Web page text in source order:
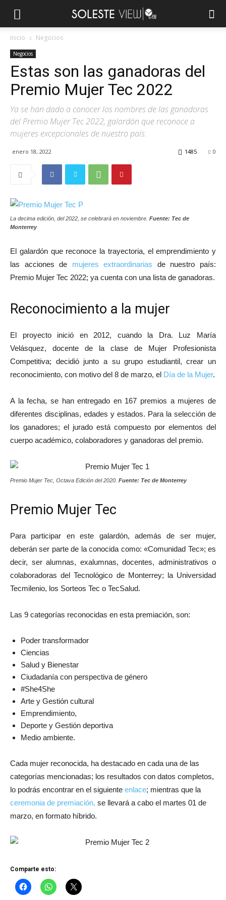
Inicio Negocios
Negocios
Estas son las ganadoras del
Premio Mujer Tec 2022
Ya se han dado a conocer los nombres de las ganadoras
del Premio Mujer Tec 2022, galardón que reconoce a
mujeres excepcionales de nuestro país.
enero 18, 2022 0
1485
La decima edición, del 2022, se celebrará en noviembre. Fuente: Tec de
Monterrey
El galardón que reconoce la trayectoria, el emprendimiento y
las acciones de mujeres extraordinarias de nuestro país:
Premio Mujer Tec 2022; ya cuenta con una lista de ganadoras.
Reconocimiento a la mujer
El proyecto inició en 2012, cuando la Dra. Luz María
Velásquez, docente de la clase de Mujer Profesionista
Competitiva; decidió junto a su grupo estudiantil, crear un
reconocimiento, con motivo del 8 de marzo, el Día de la Mujer.
A la fecha, se han entregado en 167 premios a mujeres de
diferentes disciplinas, edades y estados. Para la selección de
los ganadores; el jurado está compuesto por elementos del
cuerpo académico, colaboradores y ganadoras del premio.
Premio Mujer Tec, Octava Edición del 2020. Fuente: Tec de Monterrey
Premio Mujer Tec
Para participar en este galardón, además de ser mujer,
deberán ser parte de la conocida como: «Comunidad Tec»; es
decir, ser alumnas, exalumnas, docentes, administrativos o
colaboradoras del Tecnológico de Monterrey; la Universidad
Tecmilenio, los Sorteos Tec o TecSalud.
Las 9 categorías reconocidas en esta premiación, son:
Poder transformador
Ciencias
Salud y Bienestar
Ciudadanía con perspectiva de género
#She4She
Arte y Gestión cultural
Emprendimiento,
Deporte y Gestión deportiva
Medio ambiente.
Cada mujer reconocida, ha destacado en cada una de las
categorías mencionadas; los resultados con datos completos,
lo podrás encontrar en el siguiente enlace; mientras que la
ceremonia de premiación, se llevará a cabo el martes 01 de
marzo, en formato híbrido.
Comparte esto: